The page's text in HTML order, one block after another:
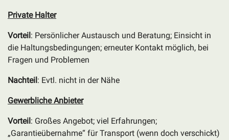
Private Halter
Vorteil: Persönlicher Austausch und Beratung; Einsicht in
die Haltungsbedingungen; erneuter Kontakt möglich, bei
Fragen und Problemen
Nachteil: Evtl. nicht in der Nähe
Gewerbliche Anbieter
Vorteil: Großes Angebot; viel Erfahrungen;
„Garantieübernahme“ für Transport (wenn doch verschickt)